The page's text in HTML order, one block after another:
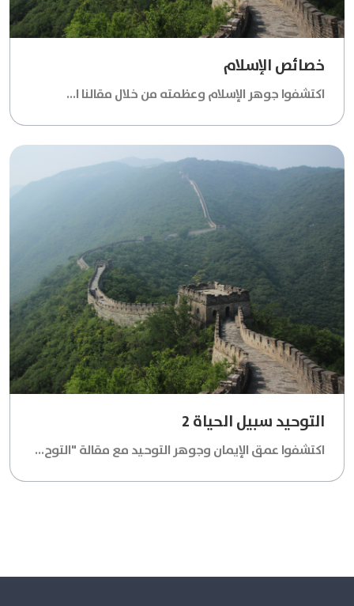
خصائص الإسلام
اكتشفوا جوهر الإسلام وعظمته من خلال مقالنا ا...
التوحيد سبيل الحياة 2
اكتشفوا عمق الإيمان وجوهر التوحيد مع مقالة "التوح...